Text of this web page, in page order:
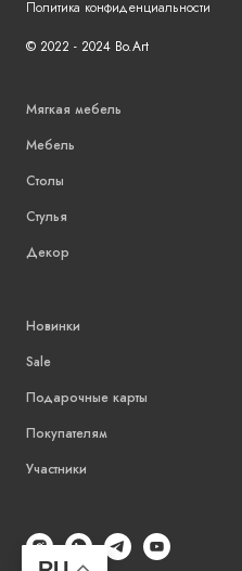
Политика конфиденциальности
© 2022 - 2024 Bo.Art
Мягкая мебель
Мебель
Столы
Стулья
Декор
Новинки
Sale
Подарочные карты
Покупателям
Участники